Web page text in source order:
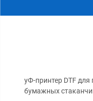
уФ-принтер DTF
бумажных